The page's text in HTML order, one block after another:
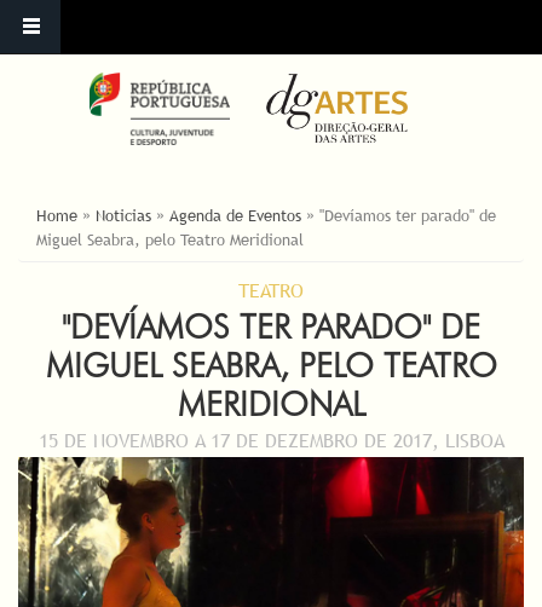
ESTÁ AQUI
Home » Noticias » Agenda de Eventos » "Devíamos ter parado" de
Miguel Seabra, pelo Teatro Meridional
TEATRO
"DEVÍAMOS TER PARADO" DE
MIGUEL SEABRA, PELO TEATRO
MERIDIONAL
15 DE NOVEMBRO A 17 DE DEZEMBRO DE 2017, LISBOA